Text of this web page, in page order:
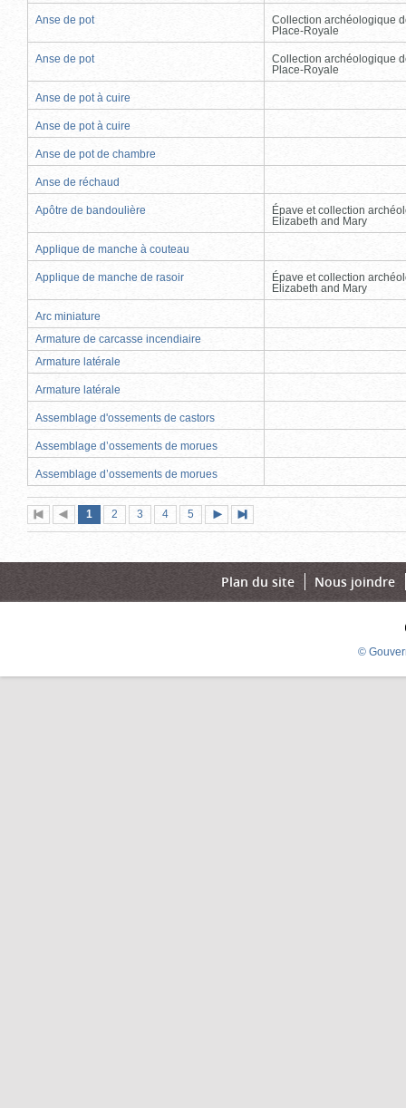
Anse de pot
Collection archéologique
Place-Royale
Anse de pot
Collection archéologique
Place-Royale
Anse de pot à cuire
Anse de pot à cuire
Anse de pot de chambre
Anse de réchaud
Apôtre de bandoulière
Épave et collection
Elizabeth and Mary
Applique de manche à couteau
Applique de manche de rasoir
Épave et collection
Elizabeth and Mary
Arc miniature
Armature de carcasse incendiaire
Armature latérale
Armature latérale
Assemblage d'ossements de castors
Assemblage d’ossements de morues
Assemblage d’ossements de morues
Première
page
Page
précédente
Page
1 (page
actuelle)
Page
2 Page
3 Page
4 Page
5
suivante
page
Plan du site Nous joindre
©